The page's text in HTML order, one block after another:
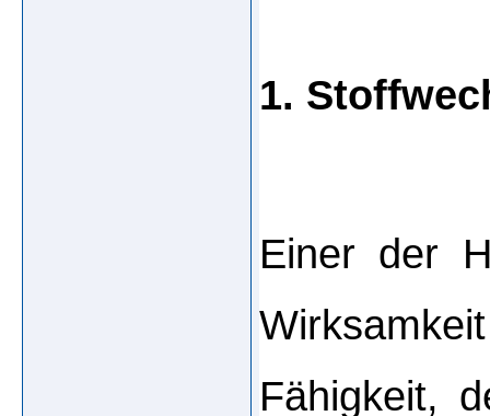
1.
Einer der
Fähigkeit,